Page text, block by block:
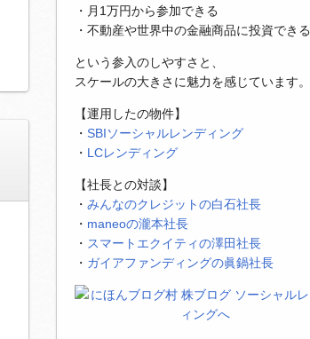
・月1万円から参加できる
・不動産や世界中の金融商品に投資できる
という参入のしやすさと、
スケールの大きさに魅力を感じています。
【運用したの物件】
・ SBIソーシャルレンディング
・ LCレンディング
【社長との対談】
・ みんなのクレジットの白石社長
・ maneoの瀧本社長
・ スマートエクイティの澤田社長
・ ガイアファンディングの眞鍋社長